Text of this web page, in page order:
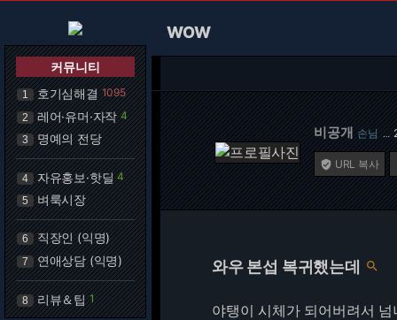
커뮤니티
1 호기심해결 1095
2 레어·유머·자작 4
3 명예의 전당
4 자유홍보·핫딜 4
5 벼룩시장
6 직장인 (익명)
7 연애상담 (익명)
8 리뷰＆팁 1
WOW
비공개 손님 …
 URL 복사
와우 본섭 복귀했는데 
야탱이 시체가 되어버려서